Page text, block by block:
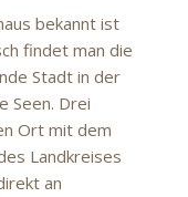
bekannt ist
findet man die
Stadt in der
Seen. Drei
Ort mit dem
Landkreises
an